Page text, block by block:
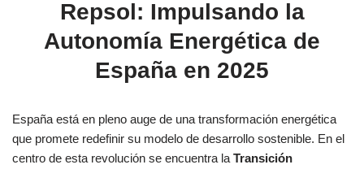
Repsol: Impulsando la
Autonomía Energética de
España en 2025
España está en pleno auge de una transformación energética
que promete redefinir su modelo de desarrollo sostenible. En el
centro de esta revolución se encuentra la Transición